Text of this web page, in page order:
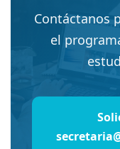
Contáctanos
el